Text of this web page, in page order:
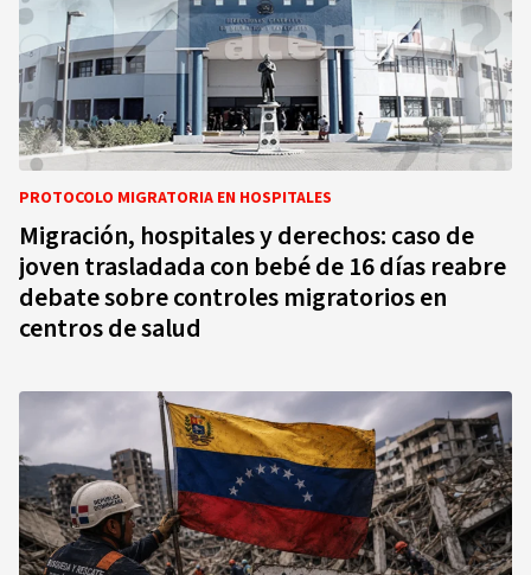
PROTOCOLO MIGRATORIA EN HOSPITALES
Migración, hospitales y derechos: caso de
joven trasladada con bebé de 16 días reabre
debate sobre controles migratorios en
centros de salud